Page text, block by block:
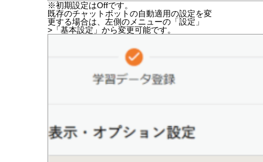
※初期設定はOffです。
既存のチャットボットの自動適用の設定を変
更する場合は、左側のメニューの「設定」
>「基本設定」から変更可能です。